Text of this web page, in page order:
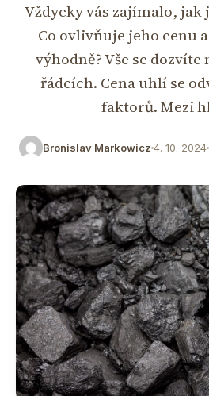
Vždycky vás zajímalo, jak
Co ovlivňuje jeho cenu
výhodně? Vše se
řádcích. Cena uhlí se
faktorů. Mezi
Bronislav Markowicz 4. 10. 2024